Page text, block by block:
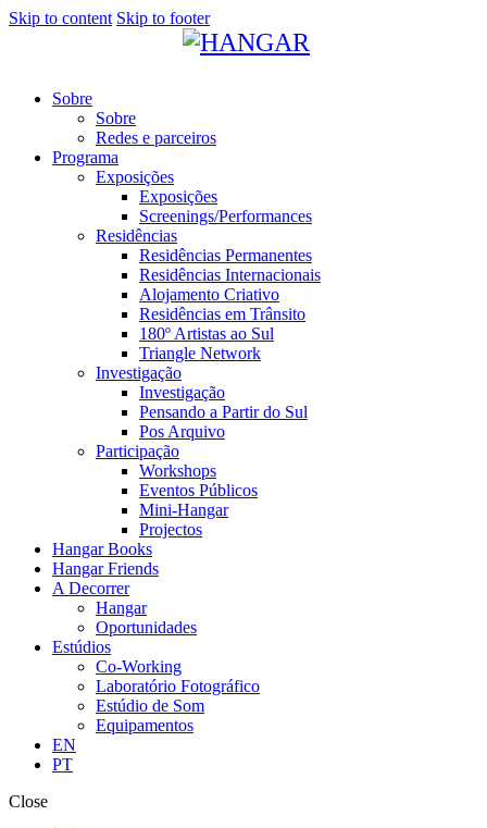
Skip to content Skip to footer
Sobre
Sobre
Redes e parceiros
Programa
Exposições
Exposições
Screenings/Performances
Residências
Residências Permanentes
Residências Internacionais
Alojamento Criativo
Residências em Trânsito
180º Artistas ao Sul
Triangle Network
Investigação
Investigação
Pensando a Partir do Sul
Pos Arquivo
Participação
Workshops
Eventos Públicos
Mini-Hangar
Projectos
Hangar Books
Hangar Friends
A Decorrer
Hangar
Oportunidades
Estúdios
Co-Working
Laboratório Fotográfico
Estúdio de Som
Equipamentos
EN
PT
Close